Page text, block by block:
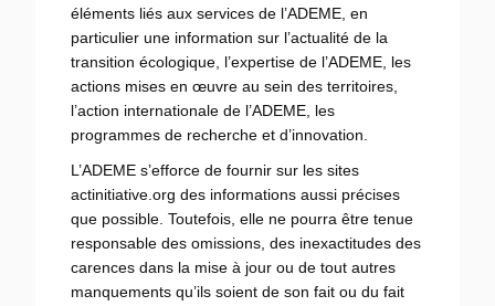
éléments liés aux services de l’ADEME, en
particulier une information sur l’actualité de la
transition écologique, l’expertise de l’ADEME, les
actions mises en œuvre au sein des territoires,
l’action internationale de l’ADEME, les
programmes de recherche et d’innovation.
L’ADEME s’efforce de fournir sur les sites
actinitiative.org des informations aussi précises
que possible. Toutefois, elle ne pourra être tenue
responsable des omissions, des inexactitudes des
carences dans la mise à jour ou de tout autres
manquements qu’ils soient de son fait ou du fait